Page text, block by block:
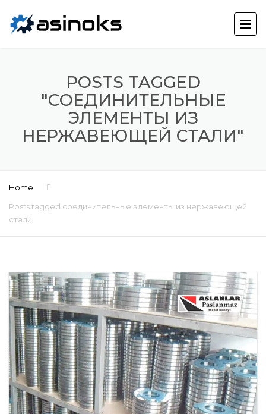
POSTS TAGGED
"СОЕДИНИТЕЛЬНЫЕ
ЭЛЕМЕНТЫ ИЗ
НЕРЖАВЕЮЩЕЙ СТАЛИ"
Home
Posts tagged соединительные элементы из нержавеющей
стали